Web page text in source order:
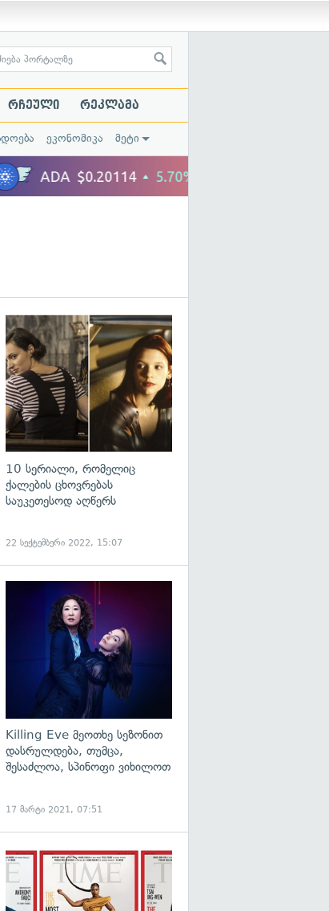
რჩეული რეკლამა
ეკონომიკა მეტი
გადახედვა
10 სერიალი, რომელიც
ქალების ცხოვრებას
საუკეთესოდ აღწერს
22 სექტემბერი 2022, 15:07
Killing Eve მეოთხე სეზონით
დასრულდება, თუმცა,
შესაძლოა, სპინოფი ვიხილოთ
17 მარტი 2021, 07:51